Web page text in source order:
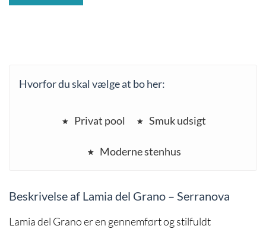
Hvorfor du skal vælge at bo her:
Privat pool Smuk udsigt
Moderne stenhus
Beskrivelse af Lamia del Grano – Serranova
Lamia del Grano er en gennemført og stilfuldt